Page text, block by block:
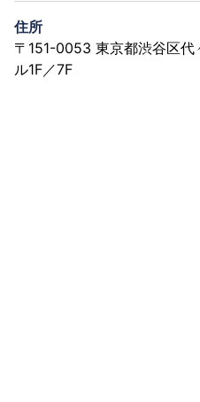
住所
〒151-0053 東京都渋谷区
ル1F／7F